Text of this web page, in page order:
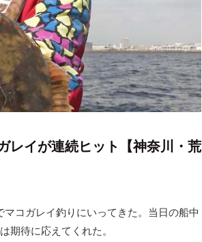
レイが連続ヒット【神奈川・荒
マコガレイ釣りにいってきた。当日の船中
期待に応えてくれた。